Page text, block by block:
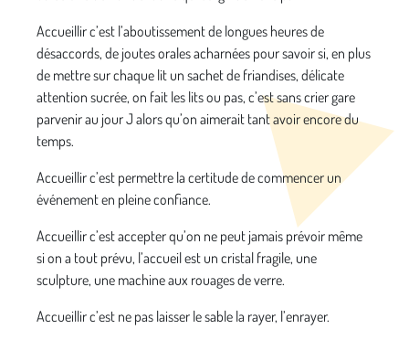
Accueillir c’est l’aboutissement de longues heures de
désaccords, de joutes orales acharnées pour savoir si, en plus
de mettre sur chaque lit un sachet de friandises, délicate
attention sucrée, on fait les lits ou pas, c’est sans crier gare
parvenir au jour J alors qu’on aimerait tant avoir encore du
temps.
Accueillir c’est permettre la certitude de commencer un
événement en pleine confiance.
Accueillir c’est accepter qu’on ne peut jamais prévoir même
si on a tout prévu, l’accueil est un cristal fragile, une
sculpture, une machine aux rouages de verre.
Accueillir c’est ne pas laisser le sable la rayer, l’enrayer.